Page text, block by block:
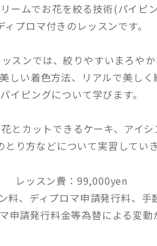
ームでお花を絞る技術(パイピ
ィプロマ付きのレッスンです。
スンでは、絞りやすいまろやか
しい着色方法、リアルで美し
パイピングについて学びます。
とカットできるケーキ、アイ
とり方などについて実習していき
レッスン費：99,000yen
料、ディプロマ申請発行料、手
申請発行料金等為替による変動